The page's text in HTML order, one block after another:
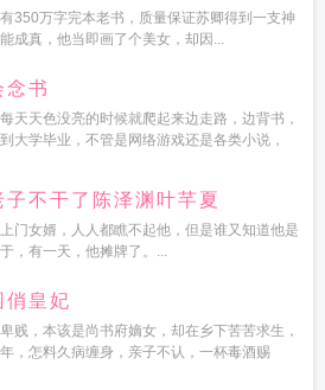
350万字完本老书，质量保证苏卿得到一支神
成真，他当即画了个美女，却因...
念书
天天色没亮的时候就爬起来边走路，边背书，
大学毕业，不管是网络游戏还是各类小说，
子不干了陈泽渊叶芊夏
门女婿，人人都瞧不起他，但是谁又知道他是
，有一天，他摊牌了。...
俏皇妃
贱，本该是尚书府嫡女，却在乡下苦苦求生，
，怎料久病缠身，亲子不认，一杯毒酒赐